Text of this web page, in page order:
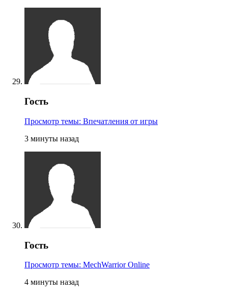
Гость
Просмотр темы: Впечатления от игры
3 минуты назад
Гость
Просмотр темы: MechWarrior Online
4 минуты назад